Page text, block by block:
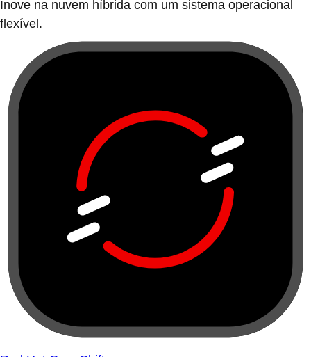
Inove na nuvem híbrida com um sistema operacional
flexível.